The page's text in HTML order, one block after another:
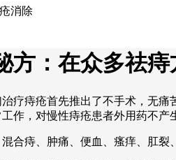
消除
方：在众多祛
疗痔疮首先推出了不手术，无
作，对慢性痔疮患者外用药不
混合痔、肿痛、便血、瘙痒、肛